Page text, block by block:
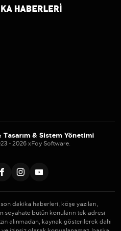
HABERLERI
Tasarım & Sistem Yönetimi
- 2026 xFoy Software.
dakika haberleri, köşe yazıları,
seyahate bütün konuların tek adresi
alınmadan, kaynak gösterilerek dahi